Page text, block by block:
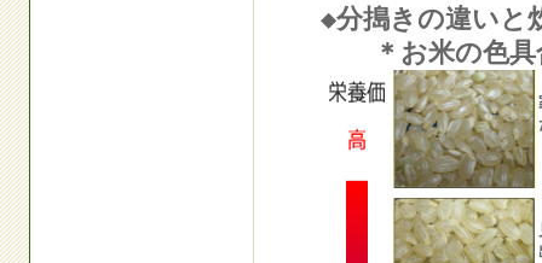
◆分搗きの違いと
＊お米の色具